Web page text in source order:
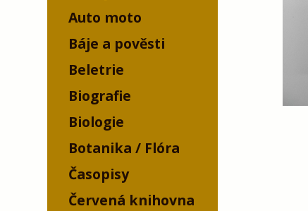
Auto moto
Báje a pověsti
Beletrie
Biografie
Biologie
Botanika / Flóra
Časopisy
Červená knihovna